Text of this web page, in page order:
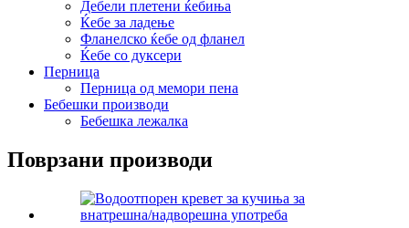
Дебели плетени ќебиња
Ќебе за ладење
Фланелско ќебе од фланел
Ќебе со дуксери
Перница
Перница од мемори пена
Бебешки производи
Бебешка лежалка
Поврзани производи